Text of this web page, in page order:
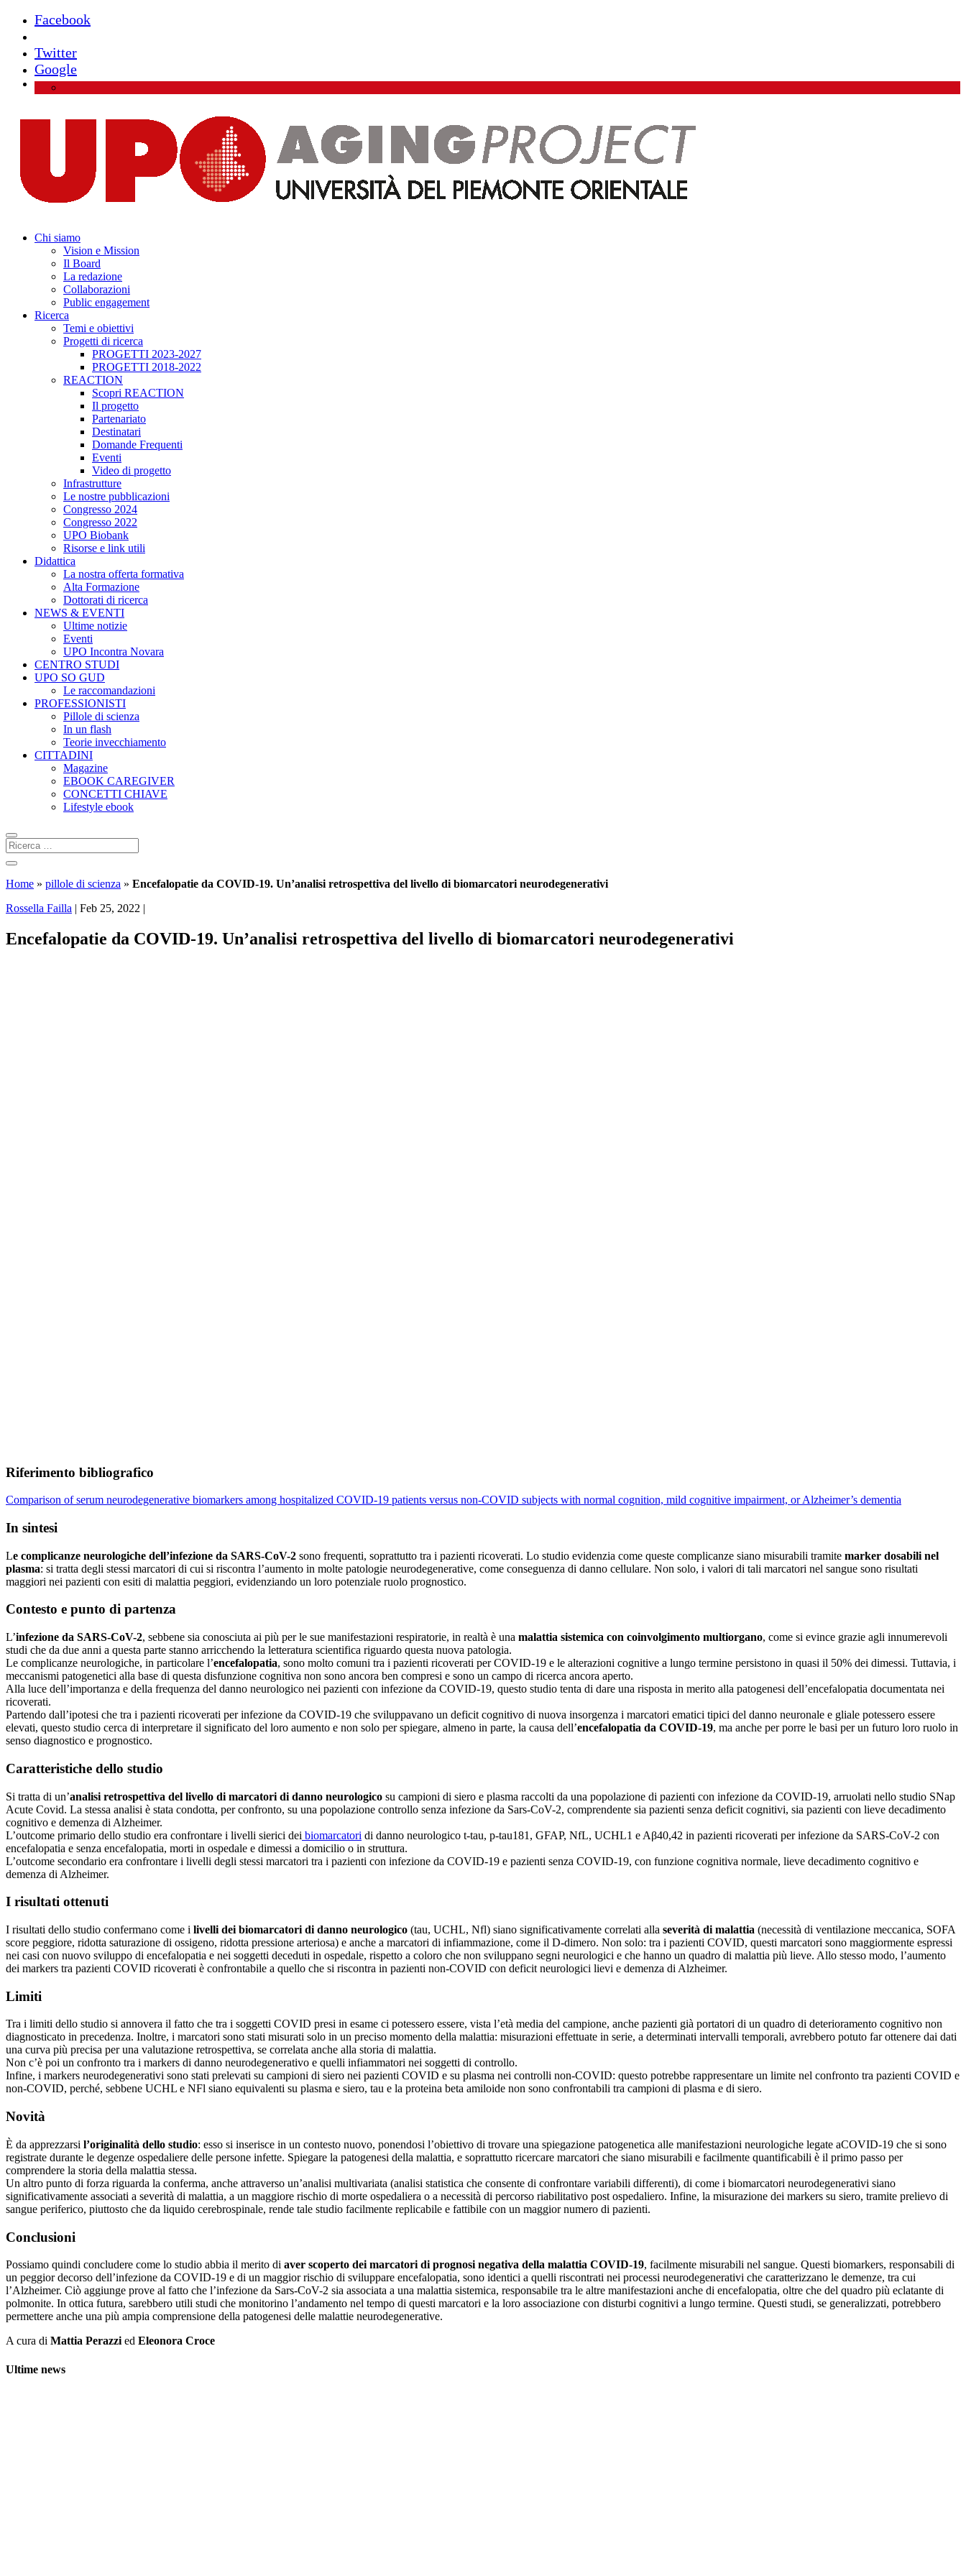
Facebook
Twitter
Google
Chi siamo
Vision e Mission
Il Board
La redazione
Collaborazioni
Public engagement
Ricerca
Temi e obiettivi
Progetti di ricerca
PROGETTI 2023-2027
PROGETTI 2018-2022
REACTION
Scopri REACTION
Il progetto
Partenariato
Destinatari
Domande Frequenti
Eventi
Video di progetto
Infrastrutture
Le nostre pubblicazioni
Congresso 2024
Congresso 2022
UPO Biobank
Risorse e link utili
Didattica
La nostra offerta formativa
Alta Formazione
Dottorati di ricerca
NEWS & EVENTI
Ultime notizie
Eventi
UPO Incontra Novara
CENTRO STUDI
UPO SO GUD
Le raccomandazioni
PROFESSIONISTI
Pillole di scienza
In un flash
Teorie invecchiamento
CITTADINI
Magazine
EBOOK CAREGIVER
CONCETTI CHIAVE
Lifestyle ebook
Home » pillole di scienza » Encefalopatie da COVID-19. Un’analisi retrospettiva del livello di biomarcatori neurodegenerativi
Rossella Failla | Feb 25, 2022 |
Encefalopatie da COVID-19. Un’analisi retrospettiva del livello di biomarcatori neurodegenerativi
Riferimento bibliografico
Comparison of serum neurodegenerative biomarkers among hospitalized COVID-19 patients versus non-COVID subjects with normal cognition, mild cognitive impairment, or Alzheimer’s dementia
In sintesi
Le complicanze neurologiche dell’infezione da SARS-CoV-2 sono frequenti, soprattutto tra i pazienti ricoverati. Lo studio evidenzia come queste complicanze siano misurabili tramite marker dosabili nel
plasma: si tratta degli stessi marcatori di cui si riscontra l’aumento in molte patologie neurodegenerative, come conseguenza di danno cellulare. Non solo, i valori di tali marcatori nel sangue sono risultati
maggiori nei pazienti con esiti di malattia peggiori, evidenziando un loro potenziale ruolo prognostico.
Contesto e punto di partenza
L’infezione da SARS-CoV-2, sebbene sia conosciuta ai più per le sue manifestazioni respiratorie, in realtà è una malattia sistemica con coinvolgimento multiorgano, come si evince grazie agli innumerevoli
studi che da due anni a questa parte stanno arricchendo la letteratura scientifica riguardo questa nuova patologia.
Le complicanze neurologiche, in particolare l’encefalopatia, sono molto comuni tra i pazienti ricoverati per COVID-19 e le alterazioni cognitive a lungo termine persistono in quasi il 50% dei dimessi. Tuttavia, i
meccanismi patogenetici alla base di questa disfunzione cognitiva non sono ancora ben compresi e sono un campo di ricerca ancora aperto.
Alla luce dell’importanza e della frequenza del danno neurologico nei pazienti con infezione da COVID-19, questo studio tenta di dare una risposta in merito alla patogenesi dell’encefalopatia documentata nei
ricoverati.
Partendo dall’ipotesi che tra i pazienti ricoverati per infezione da COVID-19 che sviluppavano un deficit cognitivo di nuova insorgenza i marcatori ematici tipici del danno neuronale e gliale potessero essere
elevati, questo studio cerca di interpretare il significato del loro aumento e non solo per spiegare, almeno in parte, la causa dell’encefalopatia da COVID-19, ma anche per porre le basi per un futuro loro ruolo in
senso diagnostico e prognostico.
Caratteristiche dello studio
Si tratta di un’analisi retrospettiva del livello di marcatori di danno neurologico su campioni di siero e plasma raccolti da una popolazione di pazienti con infezione da COVID-19, arruolati nello studio SNap
Acute Covid. La stessa analisi è stata condotta, per confronto, su una popolazione controllo senza infezione da Sars-CoV-2, comprendente sia pazienti senza deficit cognitivi, sia pazienti con lieve decadimento
cognitivo e demenza di Alzheimer.
L’outcome primario dello studio era confrontare i livelli sierici dei biomarcatori di danno neurologico t-tau, p-tau181, GFAP, NfL, UCHL1 e Aβ40,42 in pazienti ricoverati per infezione da SARS-CoV-2 con
encefalopatia e senza encefalopatia, morti in ospedale e dimessi a domicilio o in struttura.
L’outcome secondario era confrontare i livelli degli stessi marcatori tra i pazienti con infezione da COVID-19 e pazienti senza COVID-19, con funzione cognitiva normale, lieve decadimento cognitivo e
demenza di Alzheimer.
I risultati ottenuti
I risultati dello studio confermano come i livelli dei biomarcatori di danno neurologico (tau, UCHL, Nfl) siano significativamente correlati alla severità di malattia (necessità di ventilazione meccanica, SOFA
score peggiore, ridotta saturazione di ossigeno, ridotta pressione arteriosa) e anche a marcatori di infiammazione, come il D-dimero. Non solo: tra i pazienti COVID, questi marcatori sono maggiormente espressi
nei casi con nuovo sviluppo di encefalopatia e nei soggetti deceduti in ospedale, rispetto a coloro che non sviluppano segni neurologici e che hanno un quadro di malattia più lieve. Allo stesso modo, l’aumento
dei markers tra pazienti COVID ricoverati è confrontabile a quello che si riscontra in pazienti non-COVID con deficit neurologici lievi e demenza di Alzheimer.
Limiti
Tra i limiti dello studio si annovera il fatto che tra i soggetti COVID presi in esame ci potessero essere, vista l’età media del campione, anche pazienti già portatori di un quadro di deterioramento cognitivo non
diagnosticato in precedenza. Inoltre, i marcatori sono stati misurati solo in un preciso momento della malattia: misurazioni effettuate in serie, a determinati intervalli temporali, avrebbero potuto far ottenere dai dati
una curva più precisa per una valutazione retrospettiva, se correlata anche alla storia di malattia.
Non c’è poi un confronto tra i markers di danno neurodegenerativo e quelli infiammatori nei soggetti di controllo.
Infine, i markers neurodegenerativi sono stati prelevati su campioni di siero nei pazienti COVID e su plasma nei controlli non-COVID: questo potrebbe rappresentare un limite nel confronto tra pazienti COVID e
non-COVID, perché, sebbene UCHL e NFl siano equivalenti su plasma e siero, tau e la proteina beta amiloide non sono confrontabili tra campioni di plasma e di siero.
Novità
È da apprezzarsi l’originalità dello studio: esso si inserisce in un contesto nuovo, ponendosi l’obiettivo di trovare una spiegazione patogenetica alle manifestazioni neurologiche legate aCOVID-19 che si sono
registrate durante le degenze ospedaliere delle persone infette. Spiegare la patogenesi della malattia, e soprattutto ricercare marcatori che siano misurabili e facilmente quantificabili è il primo passo per
comprendere la storia della malattia stessa.
Un altro punto di forza riguarda la conferma, anche attraverso un’analisi multivariata (analisi statistica che consente di confrontare variabili differenti), di come i biomarcatori neurodegenerativi siano
significativamente associati a severità di malattia, a un maggiore rischio di morte ospedaliera o a necessità di percorso riabilitativo post ospedaliero. Infine, la misurazione dei markers su siero, tramite prelievo di
sangue periferico, piuttosto che da liquido cerebrospinale, rende tale studio facilmente replicabile e fattibile con un maggior numero di pazienti.
Conclusioni
Possiamo quindi concludere come lo studio abbia il merito di aver scoperto dei marcatori di prognosi negativa della malattia COVID-19, facilmente misurabili nel sangue. Questi biomarkers, responsabili di
un peggior decorso dell’infezione da COVID-19 e di un maggior rischio di sviluppare encefalopatia, sono identici a quelli riscontrati nei processi neurodegenerativi che caratterizzano le demenze, tra cui
l’Alzheimer. Ciò aggiunge prove al fatto che l’infezione da Sars-CoV-2 sia associata a una malattia sistemica, responsabile tra le altre manifestazioni anche di encefalopatia, oltre che del quadro più eclatante di
polmonite. In ottica futura, sarebbero utili studi che monitorino l’andamento nel tempo di questi marcatori e la loro associazione con disturbi cognitivi a lungo termine. Questi studi, se generalizzati, potrebbero
permettere anche una più ampia comprensione della patogenesi delle malattie neurodegenerative.
A cura di Mattia Perazzi ed Eleonora Croce
Ultime news